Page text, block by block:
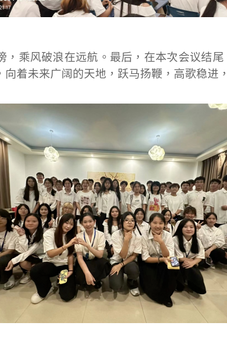
，乘风破浪在远航。 最后，在本次会议结
着未来广阔的天地，跃马扬鞭，高歌稳进